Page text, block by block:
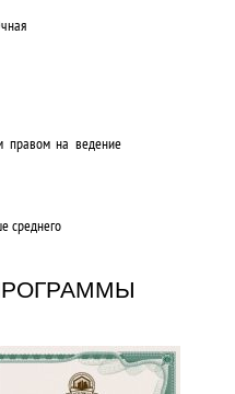
правом на ведение
среднего